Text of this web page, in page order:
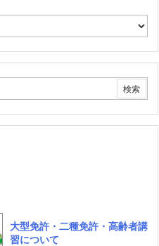
大型免許・二種免許・高齢者講
習について